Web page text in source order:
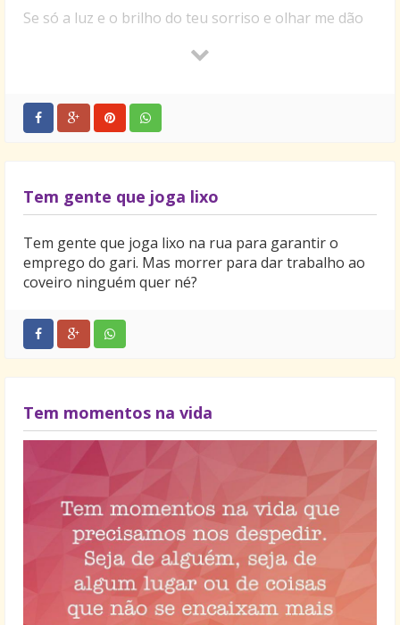
Se só a luz e o brilho do teu sorriso e olhar me dão
esse mundo tem a nos trazer.
de anjo e sei que enquanto você estiver do meu lado,
me amando, eu sempre serei a pessoa mais feliz do
sonhos e faz da minha noite a melhor possível.
Se tudo o que eu preciso está na pessoa que eu mais
amo neste mundo.
Te amo!
Só você sabe como me fazer feliz e só você me
completa.
Se eu pudesse resumir a felicidade em uma só
Sua presença é a única que eu quero sentir por
perto e seus lábios são os únicos que quero beijar,
pois a eternidade ao seu lado é como um minuto ao
lado de qualquer outra pessoa.
Se um dia houver alguma dúvida do que sinto por
você, basta fechar os olhos e pensar em tudo o que
já passamos e tudo o que ainda vamos passar
Nunca se esqueça do imenso amor que eu sinto por
Tem gente que joga lixo
Tem gente que joga lixo na rua para garantir o
emprego do gari. Mas morrer para dar trabalho ao
coveiro ninguém quer né?
Tem momentos na vida